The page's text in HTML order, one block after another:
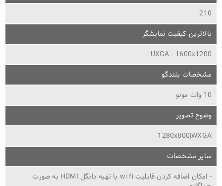
210
بالاترین کیفیت نمایشگر
UXGA - 1600x1200
مشخصات بلندگو
10 وات مونو
وضوح تصویر
1280x800|WXGA
سایر مشخصات
- امکان اضافه کردن قابلیت wi fi با تهیه دانگل HDMI به صورت